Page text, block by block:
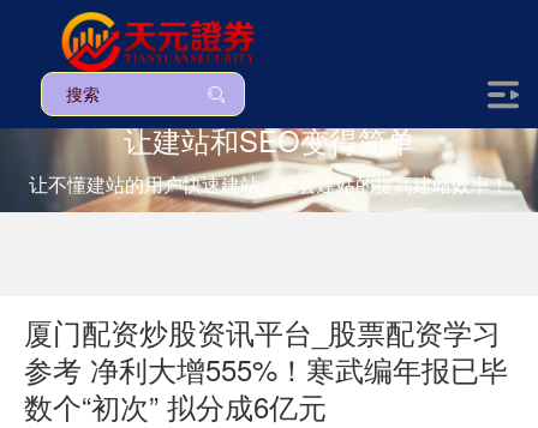
让建站和SEO变得简单
让不懂建站的用户快速建站，让会建站的提高建站效率！
厦门配资炒股资讯平台_股票配资学习
参考 净利大增555%！寒武编年报已毕
数个“初次” 拟分成6亿元